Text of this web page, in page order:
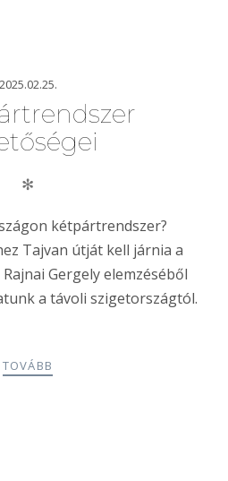
2025.02.25.
✻
kétpártrendszer?
Tajvan útját kell járnia a
Gergely elemzéséből
a távoli szigetországtól.
TOVÁBB